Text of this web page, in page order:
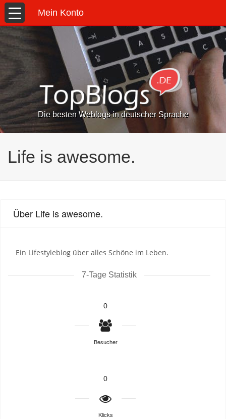
Mein Konto
Die besten Weblogs in deutscher Sprache
Life is awesome.
Über Life is awesome.
Ein Lifestyleblog über alles Schöne im Leben.
7-Tage Statistik
0
Besucher
0
Klicks